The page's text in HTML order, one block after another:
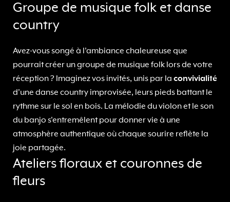
Groupe de musique folk et danse
country
Avez-vous songé à l'ambiance chaleureuse que
pourrait créer un groupe de musique folk lors de votre
réception ? Imaginez vos invités, unis par la convivialité
d'une danse country improvisée, leurs pieds battant le
rythme sur le sol en bois. La mélodie du violon et le son
du banjo s'entremêlent pour donner vie à une
atmosphère authentique où chaque sourire reflète la
joie partagée.
Ateliers floraux et couronnes de
fleurs